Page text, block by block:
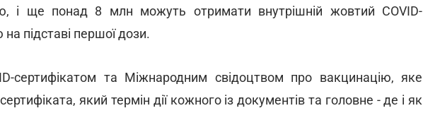
і ще понад 8 млн можуть отримати внутрішній жовтий COVID-
підставі першої дози.
сертифікатом та Міжнародним свідоцтвом про вакцинацію, яке
який термін дії кожного із документів та головне - де і як